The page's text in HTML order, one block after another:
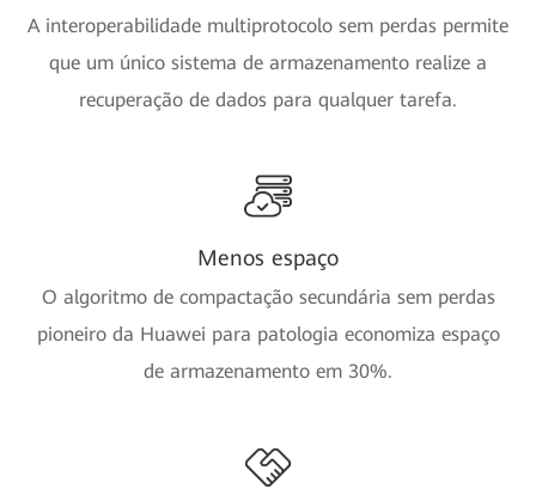
A interoperabilidade multiprotocolo sem perdas permite
que um único sistema de armazenamento realize a
recuperação de dados para qualquer tarefa.
Menos espaço
O algoritmo de compactação secundária sem perdas
pioneiro da Huawei para patologia economiza espaço
de armazenamento em 30%.